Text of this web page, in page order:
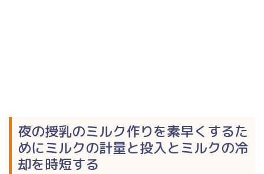
夜の授乳のミルク作りを素早くするた
めにミルクの計量と投入とミルクの冷
却を時短する